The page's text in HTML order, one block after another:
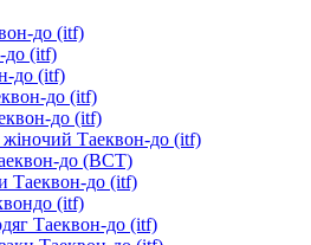
до (itf)
до (itf)
до (itf)
до (itf)
до (itf)
жіночий Таеквон-до (itf)
до (ВСТ)
Таеквон-до (itf)
(itf)
Таеквон-до (itf)